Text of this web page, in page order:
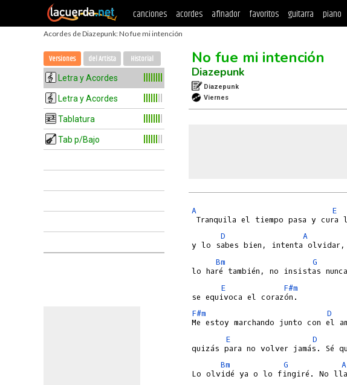
canciones acordes afinador favoritos guitarra piano
Acordes de Diazepunk: No fue mi intención
Versiones del Artista Historial
Letra y Acordes
Letra y Acordes
Tablatura
Tab p/Bajo
No fue mi intención
Diazepunk
Diazepunk
Viernes
A
E
D
A
Bm
G
E
F#m
F#m
D
E
D
Bm
G A